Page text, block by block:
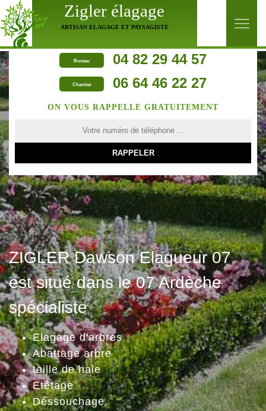
Zigler élagage
ARTISAN ELAGAGE ET PAYSAGISTE
Bureau 04 82 29 44 57
Chantier 06 64 46 22 27
ZIGLER Dawson Elagueur 07
est situé dans le 07 Ardèche
spécialiste
Elagage d'arbres
Abattage arbre
taille de haie
Etêtage
Déssouchage
ON VOUS RAPPELLE GRATUITEMENT